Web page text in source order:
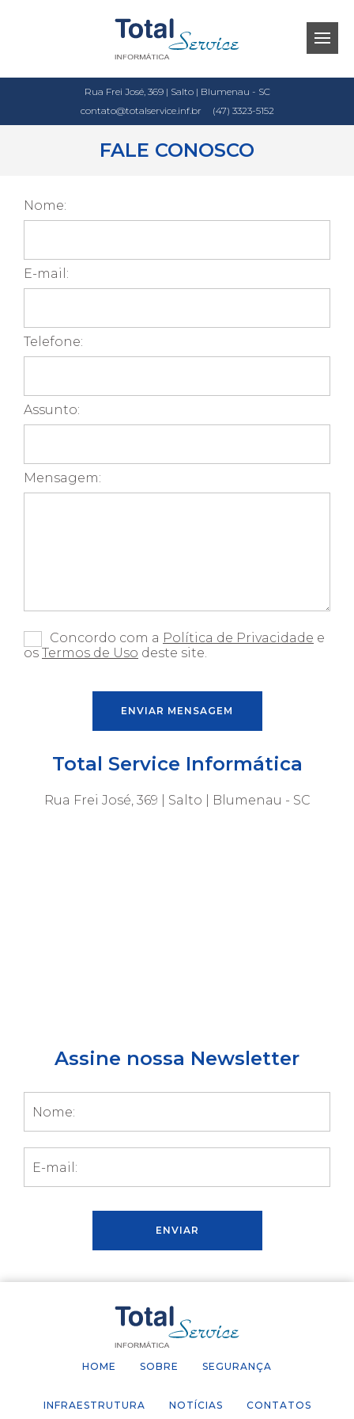
Rua Frei José, 369 | Salto | Blumenau - SC
contato@totalservice.inf.br
(47) 3323-5152
FALE CONOSCO
Nome:
E-mail:
Telefone:
Assunto:
Mensagem:
Concordo com a Política de Privacidade e
os Termos de Uso deste site.
Total Service Informática
Rua Frei José, 369 | Salto | Blumenau - SC
Assine nossa Newsletter
HOME SOBRE SEGURANÇA
INFRAESTRUTURA NOTÍCIAS CONTATOS